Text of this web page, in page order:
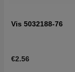
Vis 5032188-76
€2.56